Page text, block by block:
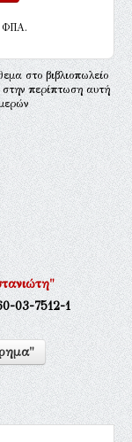
ΦΠΑ.
στο βιβλιοπωλείο
στην περίπτωση αυτή
03-7512-1